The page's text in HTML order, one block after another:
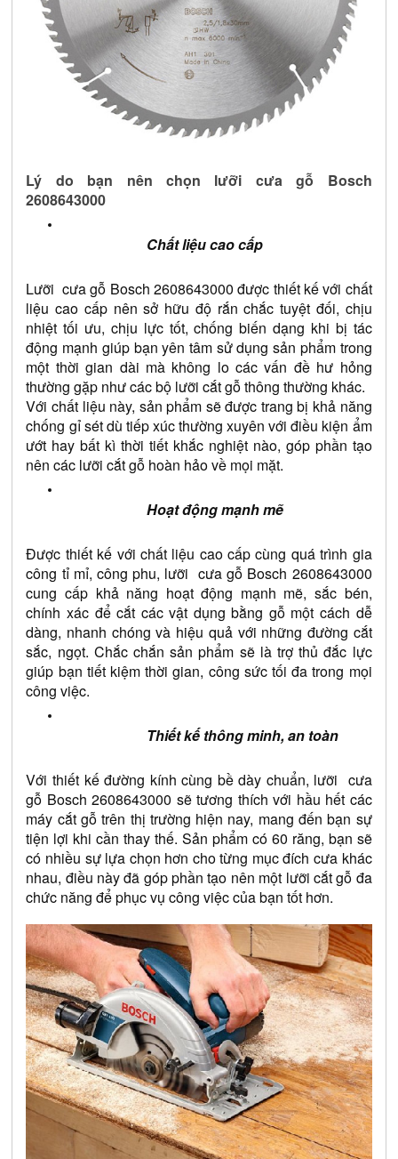
Lý do bạn nên chọn lưỡi cưa gỗ Bosch
2608643000
Chất liệu cao cấp
Lưỡi  cưa gỗ Bosch 2608643000 được thiết kế với chất
liệu cao cấp nên sở hữu độ rắn chắc tuyệt đối, chịu
nhiệt tối ưu, chịu lực tốt, chống biến dạng khi bị tác
động mạnh giúp bạn yên tâm sử dụng sản phẩm trong
một thời gian dài mà không lo các vấn đề hư hỏng
thường gặp như các bộ lưỡi cắt gỗ thông thường khác.
Với chất liệu này, sản phẩm sẽ được trang bị khả năng
chống gỉ sét dù tiếp xúc thường xuyên với điều kiện ẩm
ướt hay bất kì thời tiết khắc nghiệt nào, góp phần tạo
nên các lưỡi cắt gỗ hoàn hảo về mọi mặt.
Hoạt động mạnh mẽ
Được thiết kế với chất liệu cao cấp cùng quá trình gia
công tỉ mỉ, công phu, lưỡi  cưa gỗ Bosch 2608643000
cung cấp khả năng hoạt động mạnh mẽ, sắc bén,
chính xác để cắt các vật dụng bằng gỗ một cách dễ
dàng, nhanh chóng và hiệu quả với những đường cắt
sắc, ngọt. Chắc chắn sản phẩm sẽ là trợ thủ đắc lực
giúp bạn tiết kiệm thời gian, công sức tối đa trong mọi
công việc.
Thiết kế thông minh, an toàn
Với thiết kế đường kính cùng bề dày chuẩn, lưỡi  cưa
gỗ Bosch 2608643000 sẽ tương thích với hầu hết các
máy cắt gỗ trên thị trường hiện nay, mang đến bạn sự
tiện lợi khi cần thay thế. Sản phẩm có 60 răng, bạn sẽ
có nhiều sự lựa chọn hơn cho từng mục đích cưa khác
nhau, điều này đã góp phần tạo nên một lưỡi cắt gỗ đa
chức năng để phục vụ công việc của bạn tốt hơn.